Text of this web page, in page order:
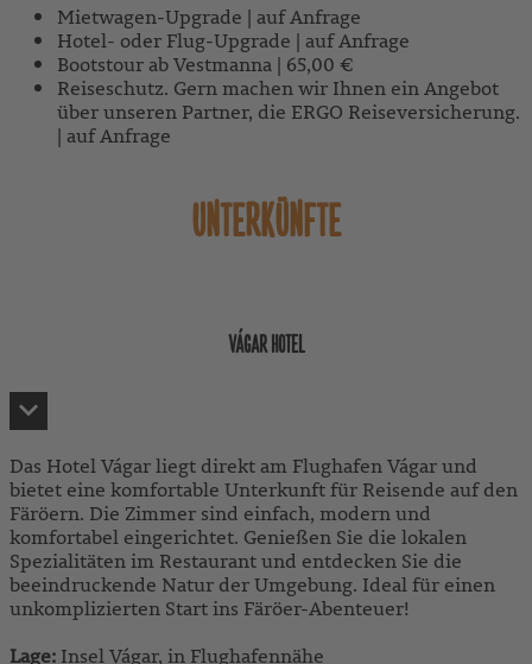
Mietwagen-Upgrade | auf Anfrage
Hotel- oder Flug-Upgrade | auf Anfrage
Bootstour ab Vestmanna | 65,00 €
Reiseschutz. Gern machen wir Ihnen ein Angebot
über unseren Partner, die ERGO Reiseversicherung.
| auf Anfrage
UNTERKÜNFTE
VÁGAR HOTEL
Das Hotel Vágar liegt direkt am Flughafen Vágar und
bietet eine komfortable Unterkunft für Reisende auf den
Färöern. Die Zimmer sind einfach, modern und
komfortabel eingerichtet. Genießen Sie die lokalen
Spezialitäten im Restaurant und entdecken Sie die
beeindruckende Natur der Umgebung. Ideal für einen
unkomplizierten Start ins Färöer-Abenteuer!
Lage: Insel Vágar, in Flughafennähe